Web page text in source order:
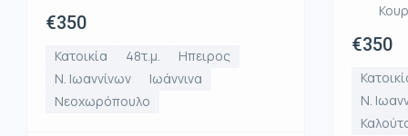
€350
Κατοικία 48τ.μ.
Ηπειρος
Ν. Ιωαννίνων
Ιωάννινα
Νεοχωρόπουλο
€350
Ν.